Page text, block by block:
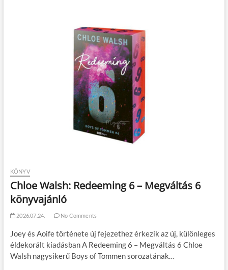
KÖNYV
Chloe Walsh: Redeeming 6 – Megváltás 6
könyvajánló
2026.07.24. No Comments
Joey és Aoife története új fejezethez érkezik az új, különleges
éldekorált kiadásban A Redeeming 6 – Megváltás 6 Chloe
Walsh nagysikerű Boys of Tommen sorozatának…